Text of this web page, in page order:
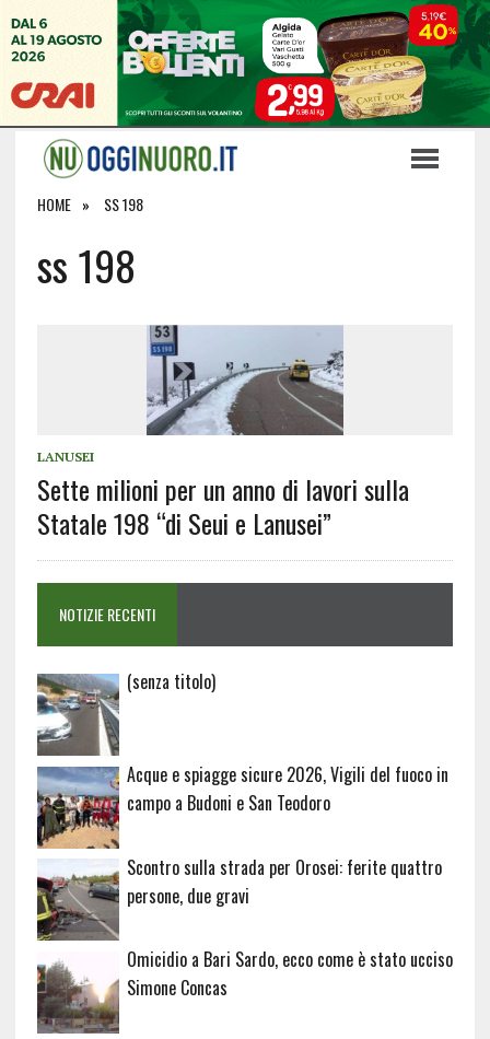
HOME SS 198
ss 198
LANUSEI
Sette milioni per un anno di lavori sulla
Statale 198 “di Seui e Lanusei”
NOTIZIE RECENTI
(senza titolo)Articolo
Acque e spiagge sicure 2026, Vigili del fuoco in
campo a Budoni e San Teodoro
Scontro sulla strada per Orosei: ferite quattro
persone, due gravi
Omicidio a Bari Sardo, ecco come è stato ucciso
Simone Concas